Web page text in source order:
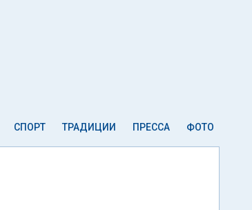
СПОРТ ТРАДИЦИИ ПРЕССА ФОТО